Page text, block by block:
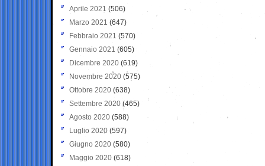
Aprile 2021 (506)
Marzo 2021 (647)
Febbraio 2021 (570)
Gennaio 2021 (605)
Dicembre 2020 (619)
Novembre 2020 (575)
Ottobre 2020 (638)
Settembre 2020(465)
Agosto 2020 (588)
Luglio 2020 (597)
Giugno 2020 (580)
Maggio 2020 (618)